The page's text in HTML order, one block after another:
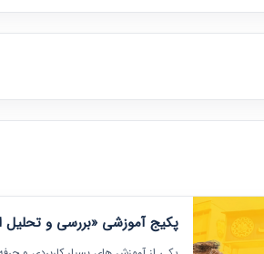
پکیج آموزشی «بررسی و تحلیل